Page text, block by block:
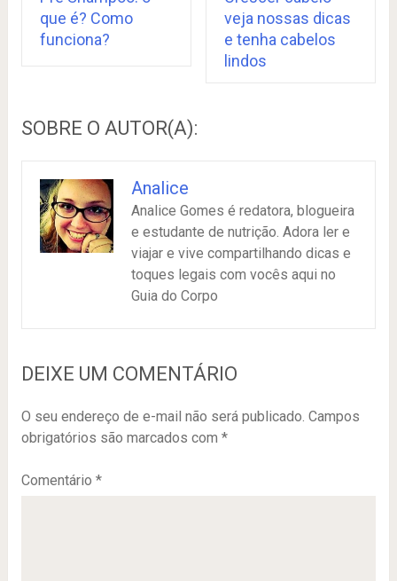
que é? Como
funciona?
veja nossas dicas
e tenha cabelos
lindos
SOBRE O AUTOR(A):
Analice
Analice Gomes é redatora, blogueira
e estudante de nutrição. Adora ler e
viajar e vive compartilhando dicas e
toques legais com vocês aqui no
Guia do Corpo
DEIXE UM COMENTÁRIO
O seu endereço de e-mail não será publicado. Campos
obrigatórios são marcados com *
Comentário *